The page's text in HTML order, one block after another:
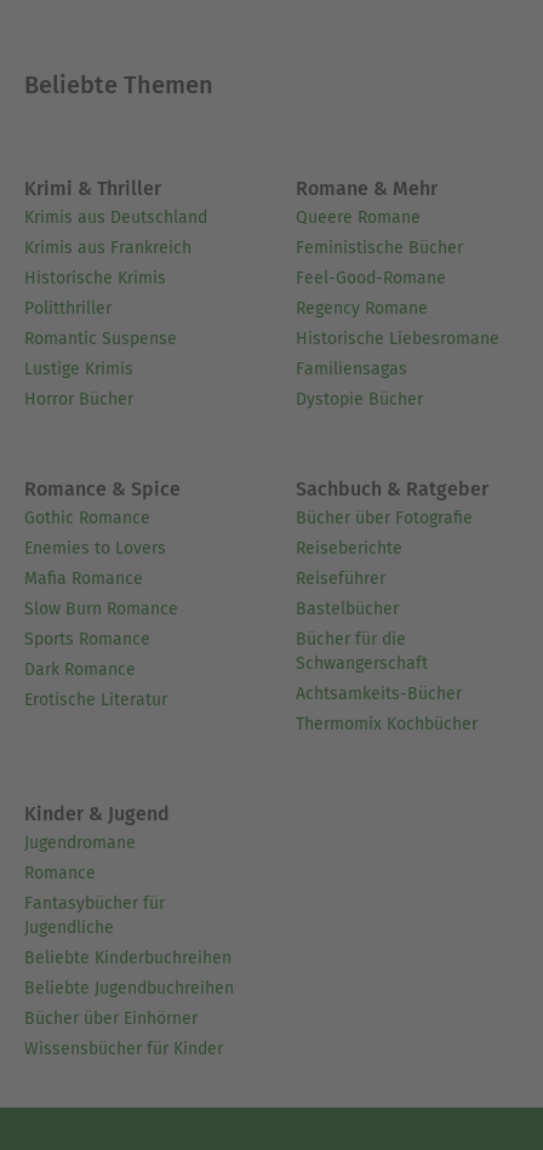
Beliebte Themen
Krimi & Thriller
Krimis aus Deutschland
Krimis aus Frankreich
Historische Krimis
Politthriller
Romantic Suspense
Lustige Krimis
Horror Bücher
Romane & Mehr
Queere Romane
Feministische Bücher
Feel-Good-Romane
Regency Romane
Historische Liebesromane
Familiensagas
Dystopie Bücher
Romance & Spice
Gothic Romance
Enemies to Lovers
Mafia Romance
Slow Burn Romance
Sports Romance
Dark Romance
Erotische Literatur
Sachbuch & Ratgeber
Bücher über Fotografie
Reiseberichte
Reiseführer
Bastelbücher
Bücher für die
Schwangerschaft
Achtsamkeits-Bücher
Thermomix Kochbücher
Kinder & Jugend
Jugendromane
Romance
Fantasybücher für
Jugendliche
Beliebte Kinderbuchreihen
Beliebte Jugendbuchreihen
Bücher über Einhörner
Wissensbücher für Kinder